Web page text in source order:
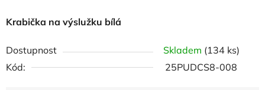
Krabička na výslužku bílá
Dostupnost Skladem (134 ks)
Kód:
25PUDCS8-008